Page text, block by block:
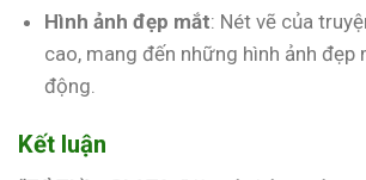
Hình ảnh đẹp mắt: Nét vẽ của
cao, mang đến những hình ảnh đẹp
động.
Kết luận